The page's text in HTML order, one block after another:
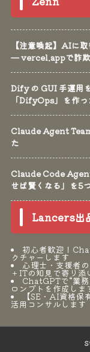
【注意喚起】AIに
— vercel.appで詐欺
Dify の GUI 手運用
「DifyOps」を作っ
Claude Agent
た
Claude Code
せば賢くなる」を5
Lancers出
初心者歓迎！
クチャーします
心理士・支援者
＋ITの知見で寄り添
ChatGPTで“業
ロンプトを作成しま
【SE・AI資格
活用コンサルします